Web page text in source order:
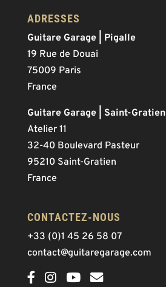
ADRESSES
Guitare Garage | Pigalle
19 Rue de Douai
75009 Paris
France
Guitare Garage | Saint-Gratien
Atelier 11
32-40 Boulevard Pasteur
95210 Saint-Gratien
France
CONTACTEZ-NOUS
+33 (0)1 45 26 58 07
contact@guitaregarage.com